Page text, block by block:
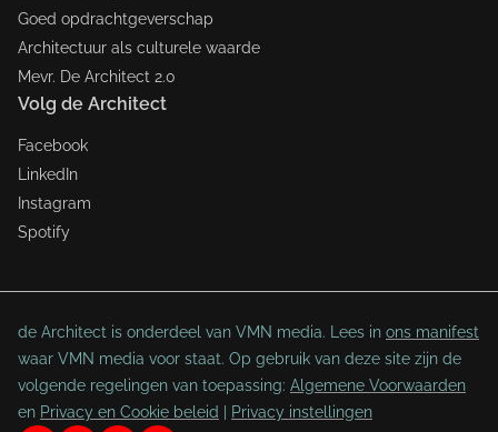
Goed opdrachtgeverschap
Architectuur als culturele waarde
Mevr. De Architect 2.0
Volg de Architect
Facebook
LinkedIn
Instagram
Spotify
de Architect is onderdeel van VMN media. Lees in ons manifest
waar VMN media voor staat. Op gebruik van deze site zijn de
volgende regelingen van toepassing: Algemene Voorwaarden
en Privacy en Cookie beleid Privacy instellingen